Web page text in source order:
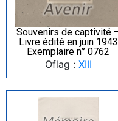
Souvenirs de captivité
Livre édité en juin 1943
Exemplaire n° 0762
Oflag : XIII